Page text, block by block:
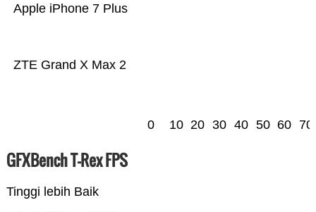
ZTE Grand X Max 2
Apple iPhone 7 Plus
0 10 20 30 40 50 60 70
GFXBench T-Rex FPS
Tinggi lebih Baik